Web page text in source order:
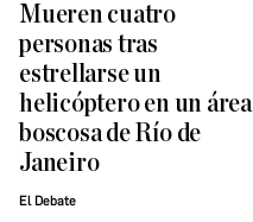
Mueren cuatro
personas tras
estrellarse un
helicóptero en un área
boscosa de Río de
Janeiro
El Debate